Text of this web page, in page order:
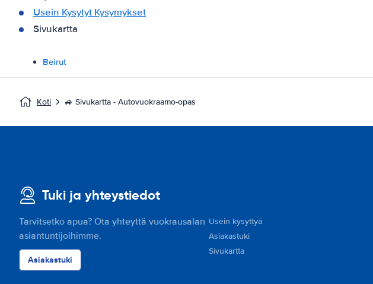
Usein Kysytyt Kysymykset
Sivukartta
Beirut
Koti 🚙 Sivukartta - Autovuokraamo-opas
Tuki ja yhteystiedot
Tarvitsetko apua? Ota yhteyttä vuokrausalan
asiantuntijoihimme.
Asiakastuki
Usein kysyttyä
Asiakastuki
Sivukartta